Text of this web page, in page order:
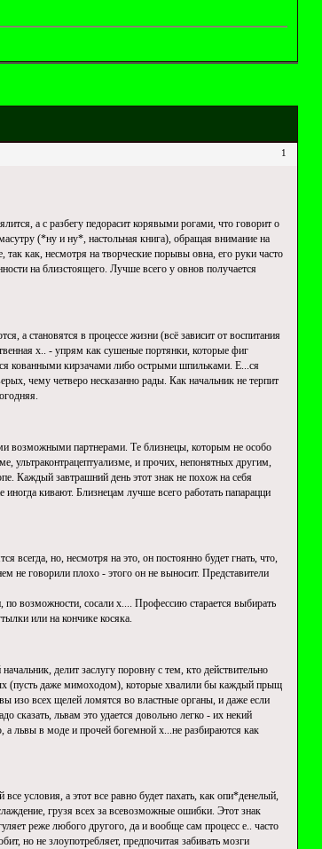
1
а с разбегу педорасит корявыми рогами, что говорит о
(*ну и ну*, настольная книга), обращая внимание на
как, несмотря на творческие порывы овна, его руки часто
на близстоящего. Лучше всего у овнов получается
а становятся в процессе жизни (всё зависит от воспитания
х.. - упрям как сушеные портянки, которые фиг
кованными кирзачами либо острыми шпильками. Е...ся
чему четверо несказанно рады. Как начальник не терпит
возможными партнерами. Те близнецы, которым не особо
ультраконтрацептуализме, и прочих, непонятных другим,
Каждый завтрашний день этот знак не похож на себя
кивают. Близнецам лучше всего работать папарацци
всегда, но, несмотря на это, он постоянно будет гнать, что,
не говорили плохо - этого он не выносит. Представители
возможности, сосали х.... Профессию старается выбирать
или на кончике косяка.
делит заслугу поровну с тем, кто действительно
(пусть даже мимоходом), которые хвалили бы каждый прыщ
изо всех щелей ломятся во властные органы, и даже если
сказать, львам это удается довольно легко - их некий
львы в моде и прочей богемной х...не разбираются как
условия, а этот все равно будет пахать, как опи*денелый,
грузя всех за всевозможные ошибки. Этот знак
реже любого другого, да и вообще сам процесс е.. часто
но не злоупотребляет, предпочитая забивать мозги